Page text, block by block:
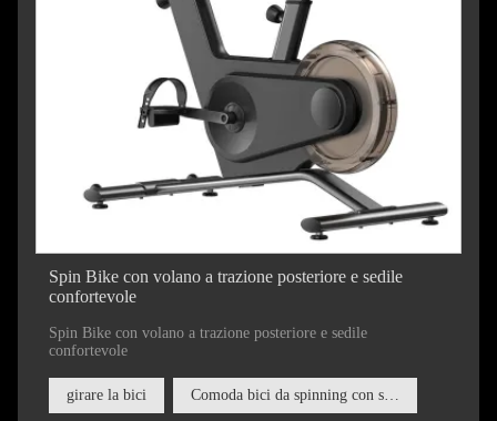
Spin Bike con volano a trazione posteriore e sedile
confortevole
Spin Bike con volano a trazione posteriore e sedile
confortevole
girare la bici Comoda bici da spinning con sedile